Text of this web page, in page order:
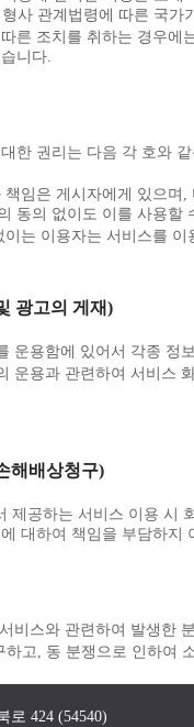
사 관계법령에 따른 국
른 조치를 취하는 경우에
니다.
한 권리는 다음 각 호와
임은 게시자에게 있으며,
동의 없이도 이를 사용할
는 이용자는 서비스를 이
광고의 게재)
운용함에 있어서 각종 정
운용과 관련하여 서비스
해배상청구)
제공하는 서비스 이용 시
대하여 책임을 부담하지
비스와 관련하여 발생한
하고, 동 분쟁으로 인하여
로 424 (54540)